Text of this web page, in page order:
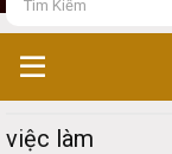
việc làm